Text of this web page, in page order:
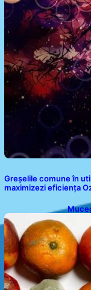
Greșelile comune în
maximizezi eficiența